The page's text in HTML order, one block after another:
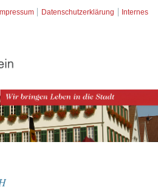
Impressum Datenschutzerklärung Internes